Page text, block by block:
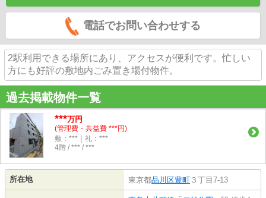
電話でお問い合わせする
2駅利用できる場所にあり、アクセスが便利です。忙しい
方にも好評の敷地内ごみ置き場付物件。
過去掲載物件一覧
***万円
(管理費・共益費 ***円)
敷：***｜礼：***
4階 / *** / ***
所在地 東京都品川区豊町 ３丁目7-13